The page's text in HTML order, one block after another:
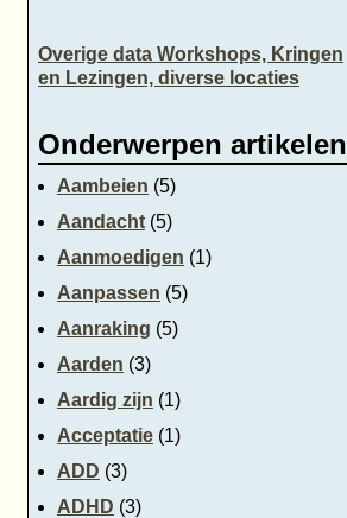
Overige data Workshops, Kringen
en Lezingen, diverse locaties
Onderwerpen artikelen
Aambeien (5)
Aandacht(5)
Aanmoedigen (1)
Aanpassen (5)
Aanraking (5)
Aarden (3)
Aardig zijn (1)
Acceptatie(1)
ADD (3)
ADHD (3)